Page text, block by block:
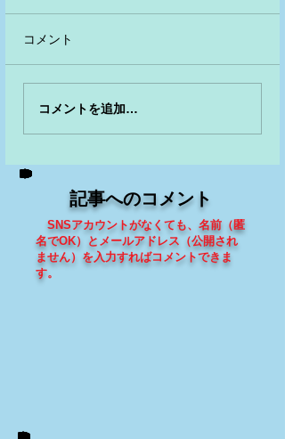
コメント
コメントを追加…
記事へのコメント
SNSアカウントがなくても、 名前（匿
名でOK）とメールアドレス（公開され
ません）を入力すればコメントできま
す。